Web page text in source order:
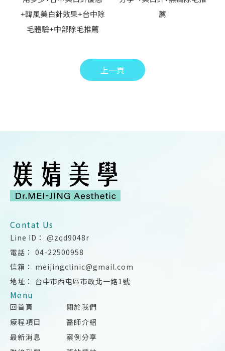
+韓風美白針效果+台中除
毛體驗+中部除毛推薦
薦
上一頁
@zqd9048r
04-22500958
meijingclinic@gmail.com
台中市西屯區市政北一路1號
回首頁
關於我們
療程項目
醫師介紹
最新消息
案例分享